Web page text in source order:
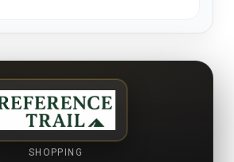
SHOPPING